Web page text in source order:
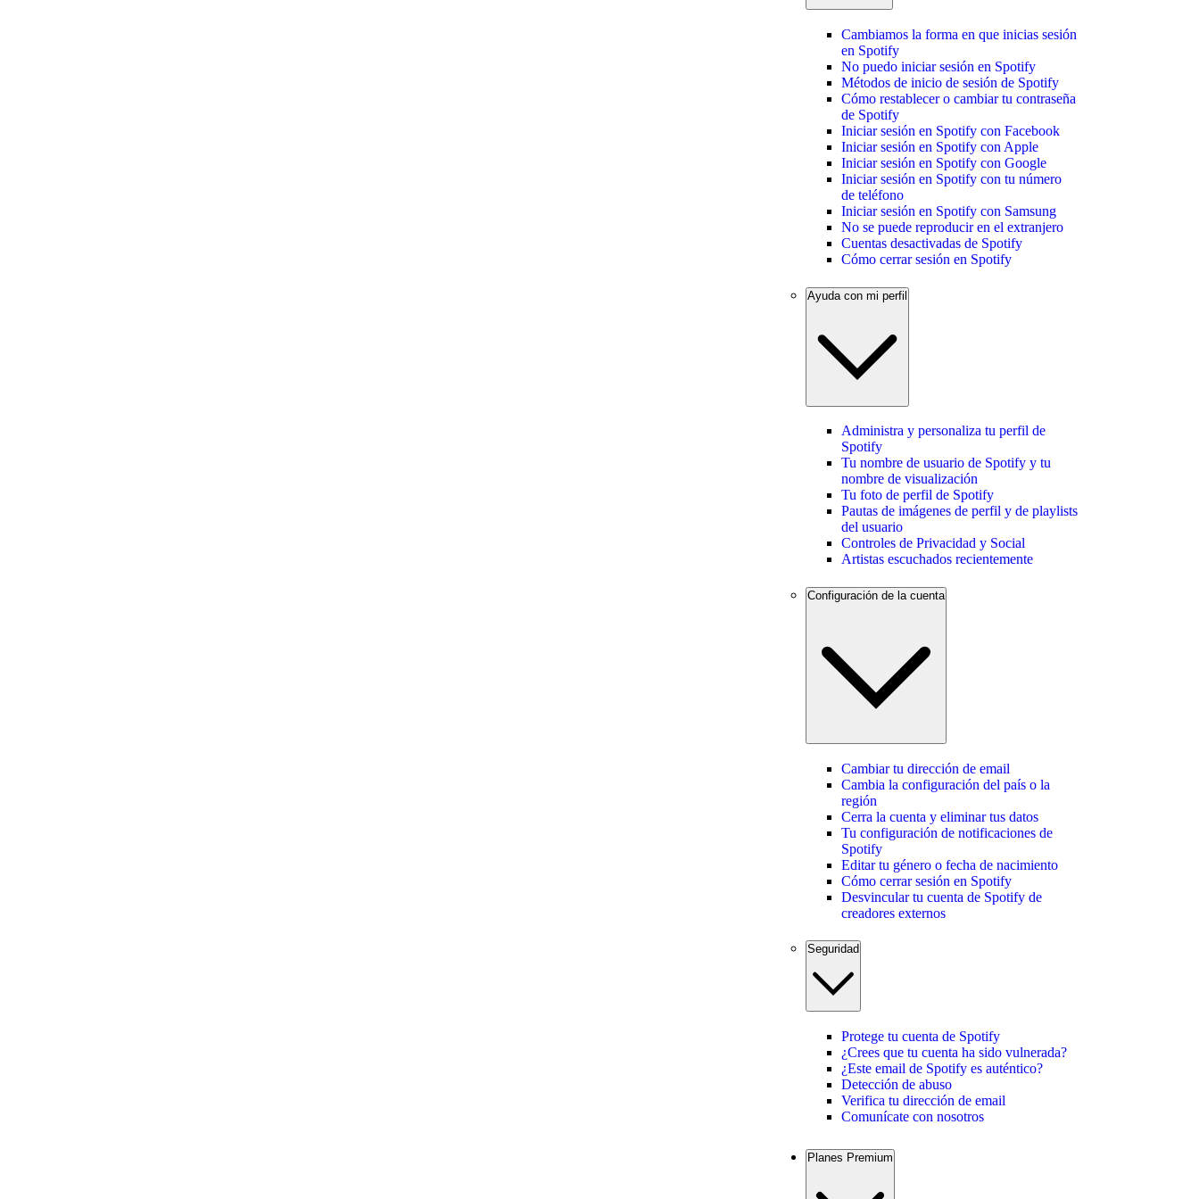
Cambiamos la forma en que inicias sesión
en Spotify
No puedo iniciar sesión en Spotify
Métodos de inicio de sesión de Spotify
Cómo restablecer o cambiar tu contraseña
de Spotify
Iniciar sesión en Spotify con Facebook
Iniciar sesión en Spotify con Apple
Iniciar sesión en Spotify con Google
Iniciar sesión en Spotify con tu número
de teléfono
Iniciar sesión en Spotify con Samsung
No se puede reproducir en el extranjero
Cuentas desactivadas de Spotify
Cómo cerrar sesión en Spotify
Ayuda con mi perfil
Administra y personaliza tu perfil de
Spotify
Tu nombre de usuario de Spotify y tu
nombre de visualización
Tu foto de perfil de Spotify
Pautas de imágenes de perfil y de playlists
del usuario
Controles de Privacidad y Social
Artistas escuchados recientemente
Configuración de la cuenta
Cambiar tu dirección de email
Cambia la configuración del país o la
región
Cerra la cuenta y eliminar tus datos
Tu configuración de notificaciones de
Spotify
Editar tu género o fecha de nacimiento
Cómo cerrar sesión en Spotify
Desvincular tu cuenta de Spotify de
creadores externos
Seguridad
Protege tu cuenta de Spotify
¿Crees que tu cuenta ha sido vulnerada?
¿Este email de Spotify es auténtico?
Detección de abuso
Verifica tu dirección de email
Comunícate con nosotros
Planes Premium